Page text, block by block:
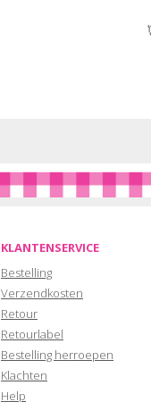
KLANTENSERVICE
Bestelling
Verzendkosten
Retour
Retourlabel
Bestelling herroepen
Klachten
Help